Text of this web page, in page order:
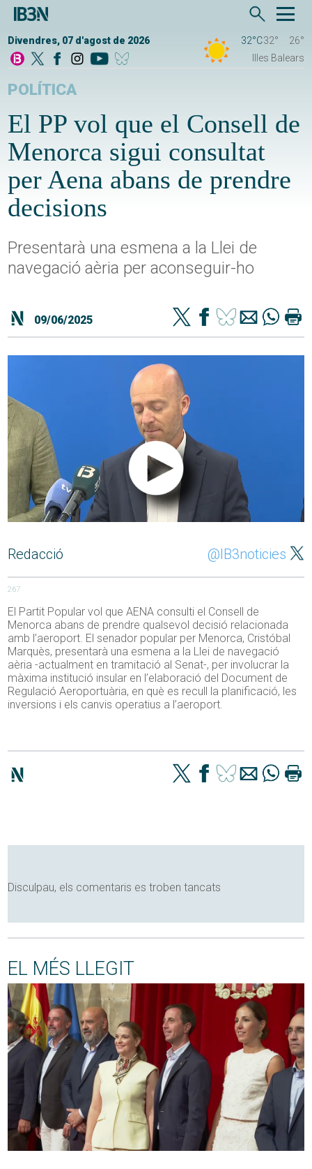
Divendres, 07 d'agost de 2026 32°C32°
26°
Illes Balears
POLÍTICA
El PP vol que el Consell de
Menorca sigui consultat
per Aena abans de prendre
decisions
Presentarà una esmena a la Llei de
navegació aèria per aconseguir-ho
09/06/2025
Redacció @IB3noticies
267
El Partit Popular vol que AENA consulti el Consell de
Menorca abans de prendre qualsevol decisió relacionada
amb l’aeroport. El senador popular per Menorca, Cristóbal
Marquès, presentarà una esmena a la Llei de navegació
aèria -actualment en tramitació al Senat-, per involucrar la
màxima institució insular en l’elaboració del Document de
Regulació Aeroportuària, en què es recull la planificació, les
inversions i els canvis operatius a l’aeroport.
Disculpau, els comentaris es troben tancats
EL MÉS LLEGIT